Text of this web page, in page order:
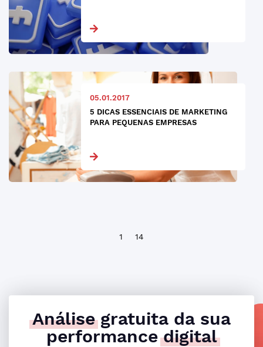
05.01.2017
5 DICAS ESSENCIAIS DE MARKETING
PARA PEQUENAS EMPRESAS
1 14
Análisegratuita da sua
performancedigital